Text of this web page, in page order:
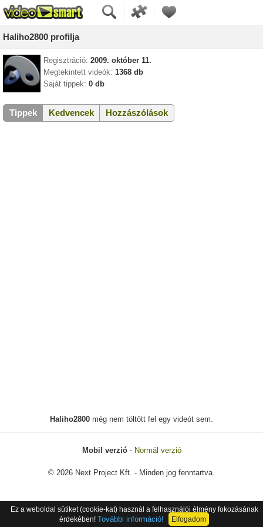
Haliho2800 profilja
Regisztráció: 2009. október 11.
Megtekintett videók: 1368 db
Saját tippek: 0 db
Tippek Kedvencek Hozzászólások
Haliho2800 még nem töltött fel egy videót sem.
Mobil verzió- Normál verzió
© 2026 Next Project Kft. - Minden jog fenntartva.
Ez a weboldal sütiket (cookie-kat) használ a felhasználói élmény fokozásának
érdekében! További információ! Elfogadom